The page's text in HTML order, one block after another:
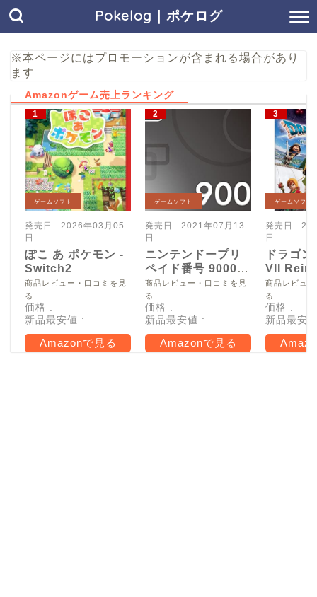
Pokelog｜ポケログ
※本ページにはプロモーションが含まれる場合があり
ます
Amazonゲーム売上ランキング
ゲームソフト
発売日 : 2026年03月05
日
ぽこ あ ポケモン -
Switch2
商品レビュー・口コミを見
る
価格 :
新品最安値 :
Amazonで見る
ゲームソフト
発売日 : 2021年07月13
日
ニンテンドープリ
ペイド番号 9000
円|オンラインコー
ド版
商品レビュー・口コミを見
る
価格 :
新品最安値 :
Amazonで見る
ゲームソフト
発売日 :
日
ドラゴ
VII
Switch2
商品レビュ
る
価格 :
新品最安